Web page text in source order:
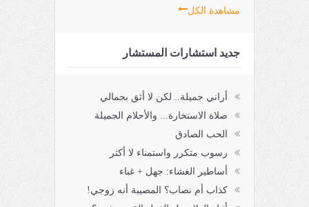
مشاهدة الكل
جديد استشارات المستشار
أراني جميلة.. لكن لا أثق بجمالي
صلاة الاستخارة... والأحلام الجميلة
الحب الصادق
رسوب متكرر واستمناء لا أكثر
أساطير الغشاء: جهل + غباء
كذاب أم نصاب؟ المصيبة أنه زوجي!